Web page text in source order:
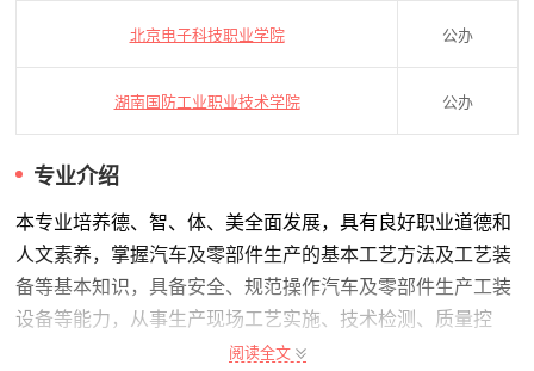
北京电子科技职业学院 公办
湖南国防工业职业技术学院 公办
专业介绍
本专业培养德、智、体、美全面发展，具有良好职业道德和
人文素养，掌握汽车及零部件生产的基本工艺方法及工艺装
备等基本知识，具备安全、规范操作汽车及零部件生产工装
设备等能力，从事生产现场工艺实施、技术检测、质量控
制、生产管理等工作的高素质技术技能人才。
阅读全文